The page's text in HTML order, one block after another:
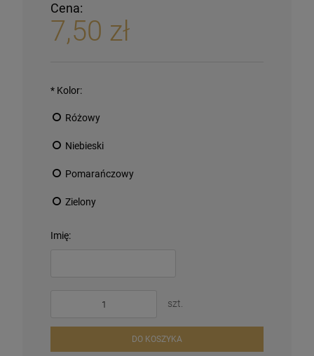
Cena:
7,50 zł
* Kolor:
Różowy
Niebieski
Pomarańczowy
Zielony
Imię:
szt.
DO KOSZYKA